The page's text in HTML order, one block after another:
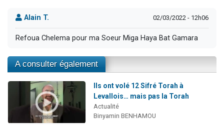
Alain T. 02/03/2022 - 12h06
Refoua Chelema pour ma Soeur Miga Haya Bat Gamara
A consulter également
Ils ont volé 12 Sifré Torah à
Levallois… mais pas la Torah
Actualité
Binyamin BENHAMOU